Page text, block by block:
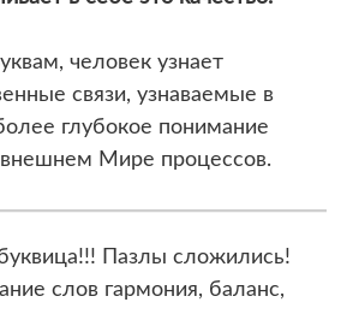
человек узнает
связи, узнаваемые в
глубокое понимание
Мире процессов.
Пазлы сложились!
слов гармония, баланс,